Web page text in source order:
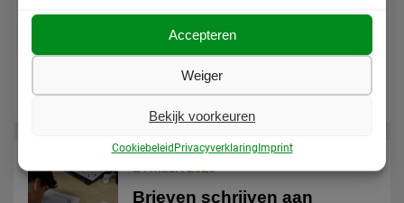
Accepteren
Weiger
Bekijk voorkeuren
CookiebeleidPrivacyverklaringImprint
Tienduizenden kaarten
voor senatoren: stem
tegen de asielwetten
24 maart 2026
Brieven schrijven aan